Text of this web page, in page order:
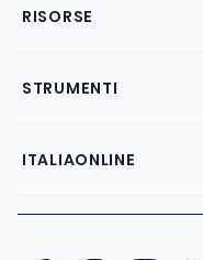
RISORSE
STRUMENTI
ITALIAONLINE